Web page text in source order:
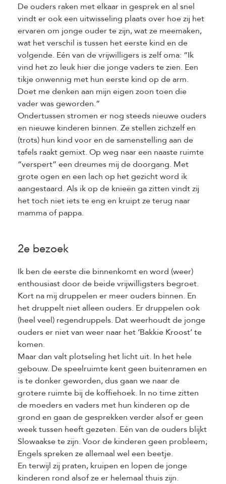
De ouders raken met elkaar in gesprek en al snel
vindt er ook een uitwisseling plaats over hoe zij het
ervaren om jonge ouder te zijn, wat ze meemaken,
wat het verschil is tussen het eerste kind en de
volgende. Eén van de vrijwilligers is zelf oma: “Ik
vind het zo leuk hier die jonge vaders te zien. Een
tikje onwennig met hun eerste kind op de arm.
Doet me denken aan mijn eigen zoon toen die
vader was geworden.”
Ondertussen stromen er nog steeds nieuwe ouders
en nieuwe kinderen binnen. Ze stellen zichzelf en
(trots) hun kind voor en de samenstelling aan de
tafels raakt gemixt. Op weg naar een naaste ruimte
“verspert” een dreumes mij de doorgang. Met
grote ogen en een lach op het gezicht word ik
aangestaard. Als ik op de knieën ga zitten vindt zij
het toch niet iets te eng en kruipt ze terug naar
mamma of pappa.
2e bezoek
Ik ben de eerste die binnenkomt en word (weer)
enthousiast door de beide vrijwilligsters begroet.
Kort na mij druppelen er meer ouders binnen. En
het druppelt niet alleen ouders. Er druppelen ook
(heel veel) regendruppels. Dat weerhoudt de jonge
ouders er niet van weer naar het ‘Bakkie Kroost’ te
komen.
Maar dan valt plotseling het licht uit. In het hele
gebouw. De speelruimte kent geen buitenramen en
is te donker geworden, dus gaan we naar de
grotere ruimte bij de koffiehoek. In no time zitten
de moeders en vaders met hun kinderen op de
grond en gaan de gesprekken verder alsof er geen
week tussen heeft gezeten. Eén van de ouders blijkt
Slowaakse te zijn. Voor de kinderen geen probleem;
Engels spreken ze allemaal wel een beetje.
En terwijl zij praten, kruipen en lopen de jonge
kinderen rond alsof ze er helemaal thuis zijn.